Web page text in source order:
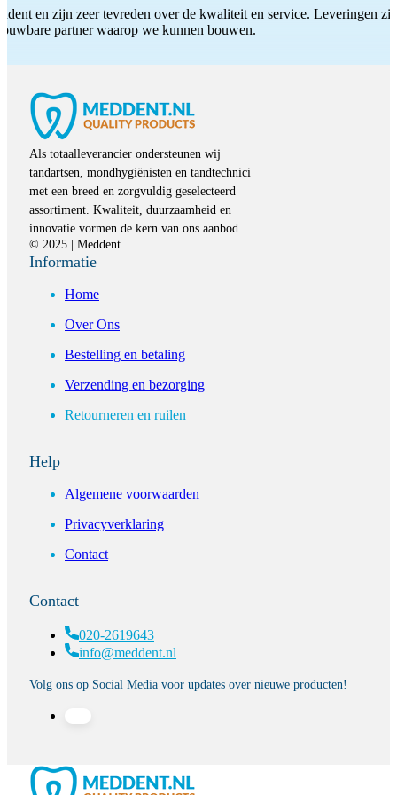
en zijn zeer tevreden over de kwaliteit en service. Leveringen
partner waarop we kunnen bouwen.
Als totaalleverancier ondersteunen wij
tandartsen, mondhygiënisten en tandtechnici
met een breed en zorgvuldig geselecteerd
assortiment. Kwaliteit, duurzaamheid en
innovatie vormen de kern van ons aanbod.
© 2025 | Meddent
Informatie
Home
Over Ons
Bestelling en betaling
Verzending en bezorging
Retourneren en ruilen
Help
Algemene voorwaarden
Privacyverklaring
Contact
Contact
020-2619643
info@meddent.nl
Volg ons op Social Media voor updates over nieuwe producten!